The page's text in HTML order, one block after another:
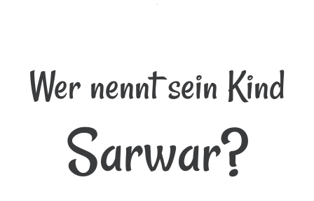
Wer nennt sein Kind
Sarwar?